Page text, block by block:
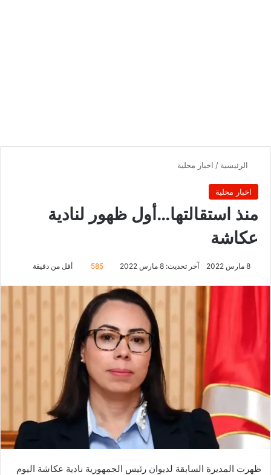
الرئيسية / اخبار محلية
اخبار محلية
منذ استقالتها…أول ظهور لنادية
عكاشة
8 مارس 2022 آخر تحديث: 8 مارس 2022 585 أقل من دقيقة
ظهرت المديرة السابقة لديوان رئيس الجمهورية نادية عكاشة اليوم